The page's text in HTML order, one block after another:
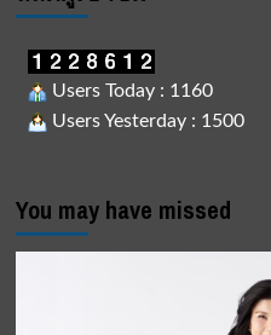
Users Today : 1160
Users Yesterday : 1500
You may have missed